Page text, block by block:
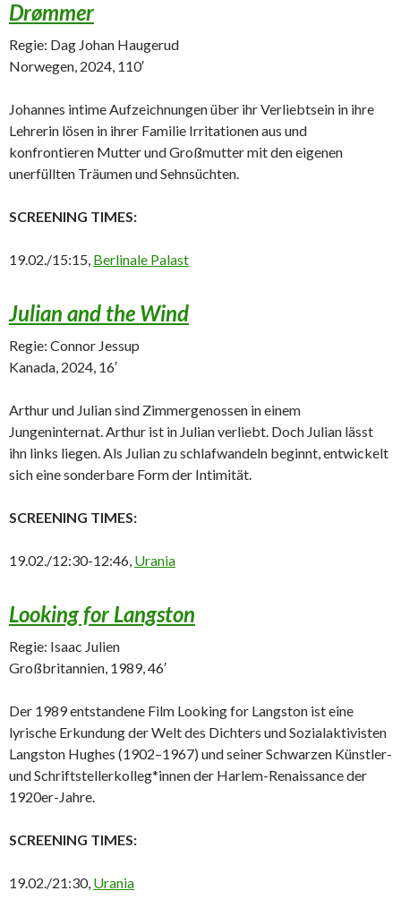
Drømmer
Regie: Dag Johan Haugerud
Norwegen, 2024, 110′
Johannes intime Aufzeichnungen über ihr Verliebtsein in ihre
Lehrerin lösen in ihrer Familie Irritationen aus und
konfrontieren Mutter und Großmutter mit den eigenen
unerfüllten Träumen und Sehnsüchten.
SCREENING TIMES:
19.02./15:15, Berlinale Palast
Julian and the Wind
Regie: Connor Jessup
Kanada, 2024, 16′
Arthur und Julian sind Zimmergenossen in einem
Jungeninternat. Arthur ist in Julian verliebt. Doch Julian lässt
ihn links liegen. Als Julian zu schlafwandeln beginnt, entwickelt
sich eine sonderbare Form der Intimität.
SCREENING TIMES:
19.02./12:30-12:46, Urania
Looking for Langston
Regie: Isaac Julien
Großbritannien, 1989, 46′
Der 1989 entstandene Film Looking for Langston ist eine
lyrische Erkundung der Welt des Dichters und Sozialaktivisten
Langston Hughes (1902–1967) und seiner Schwarzen Künstler-
und Schriftstellerkolleg*innen der Harlem-Renaissance der
1920er-Jahre.
SCREENING TIMES:
19.02./21:30, Urania